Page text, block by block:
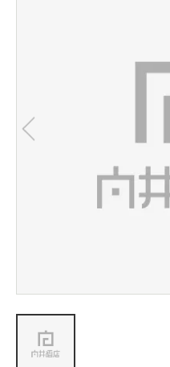
お気に入り機
会社情報